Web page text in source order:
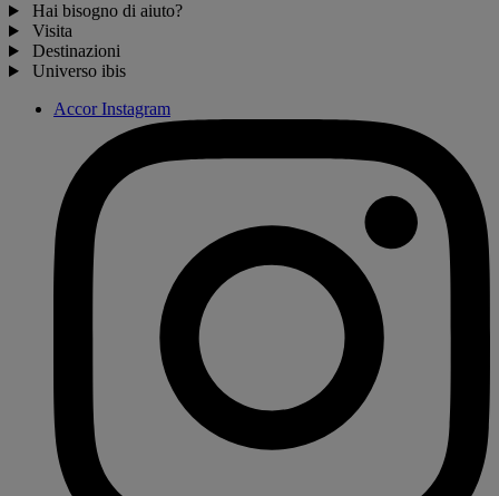
Hai bisogno di aiuto?
Visita
Destinazioni
Universo ibis
Accor Instagram